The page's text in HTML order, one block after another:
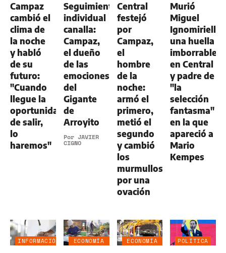
Campaz
cambió el
clima de
la noche
y habló
de su
futuro:
"Cuando
llegue la
oportunidad
de salir,
lo
haremos"
ALDOSIVI
1
Seguimiento
individual
canalla:
Campaz,
el dueño
de las
emociones
del
Gigante
de
Arroyito
Por JAVIER
CIGNO
Central
festejó
por
Campaz,
el
hombre
de la
noche:
armó el
primero,
metió el
segundo
y cambió
los
murmullos
por una
ovación
Murió
Miguel
Ignomiriello:
una huella
imborrable
en Central
y padre de
"la
selección
fantasma"
en la que
apareció a
Mario
Kempes
INFORMACIÓN
ECONOMÍA
ECONOMÍA
POLÍTICA